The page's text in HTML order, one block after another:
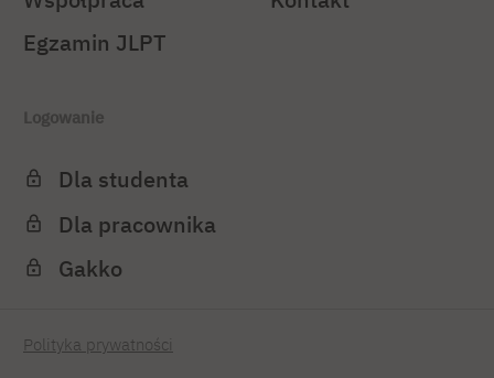
Egzamin JLPT
Logowanie
Dla studenta
Dla pracownika
Gakko
Polityka prywatności